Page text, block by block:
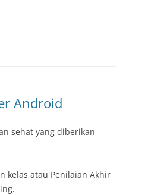
Android
sehat yang diberikan
kelas atau Penilaian Akhir